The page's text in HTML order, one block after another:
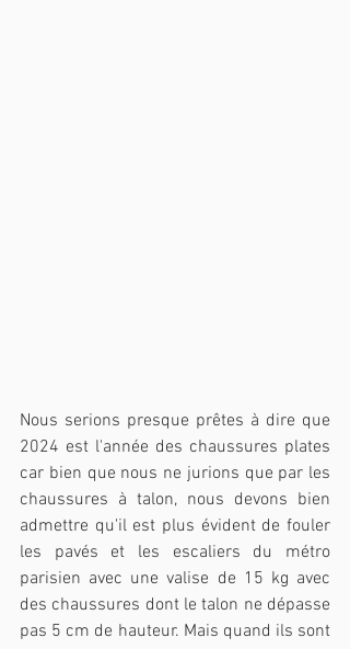
Nous serions presque prêtes à dire que
2024 est l'année des chaussures plates
car bien que nous ne jurions que par les
chaussures à talon, nous devons bien
admettre qu'il est plus évident de fouler
les pavés et les escaliers du métro
parisien avec une valise de 15 kg avec
des chaussures dont le talon ne dépasse
pas 5 cm de hauteur. Mais quand ils sont